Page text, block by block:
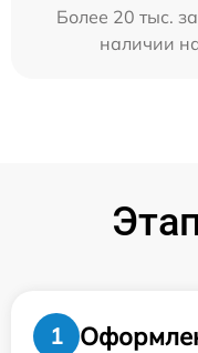
Более 20 тыс.
наличии
1